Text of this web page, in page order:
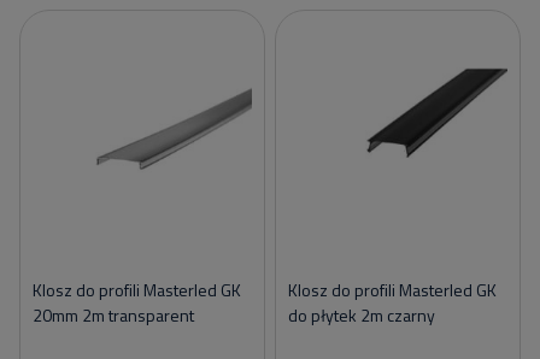
Klosz do profili Masterled GK
20mm 2m transparent
Klosz do profili Masterled GK
do płytek 2m czarny